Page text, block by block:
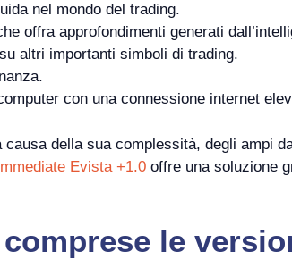
nel mondo del trading.
offra approfondimenti generati
altri importanti simboli di trading.
con una connessione internet
della sua complessità, degli ampi
Evista +1.0 offre una soluzione
le